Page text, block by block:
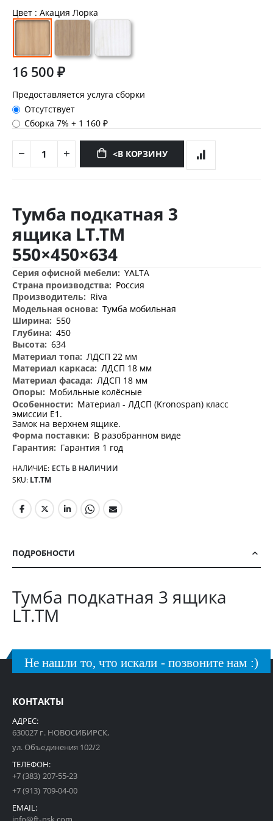
Цвет : Акация Лорка
16 500 ₽
Предоставляется услуга сборки
Отсутствует
Сборка 7%+ 1 160 ₽
<В КОРЗИНУ
началу
галереи
изображений
Тумба подкатная 3
ящика LT.TM
550×450×634
Дополнительная
информация
YALTA
Россия
Riva
Тумба мобильная
550
450
634
ЛДСП 22 мм
ЛДСП 18 мм
ЛДСП 18 мм
Мобильные колёсные
Материал - ЛДСП (Kronospan) класс
эмиссии Е1.
Замок на верхнем ящике.
В разобранном виде
Гарантия 1 год
НАЛИЧИЕ: ЕСТЬ В НАЛИЧИИ
SKU LT.TM
ПОДРОБНОСТИ
Тумба подкатная 3 ящика
LT.TM
Не нашли то, что искали - позвоните нам :)
КОНТАКТЫ
АДРЕС:
630027 г. НОВОСИБИРСК,
ул. Объединения 102/2
ТЕЛЕФОН:
+7 (383) 207-55-23
+7 (913) 709-04-00
EMAIL: